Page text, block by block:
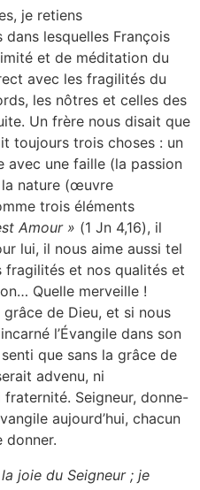
je retiens
lesquelles François
et de méditation du
avec les fragilités du
les nôtres et celles des
Un frère nous disait que
toujours trois choses : un
avec une faille (la passion
nature (œuvre
trois éléments
Amour » (1 Jn 4,16), il
lui, il nous aime aussi tel
fragilités et nos qualités et
Quelle merveille !
de Dieu, et si nous
l’Évangile dans son
que sans la grâce de
advenu, ni
Seigneur, donne-
aujourd’hui, chacun
donner.
joie du Seigneur ; je